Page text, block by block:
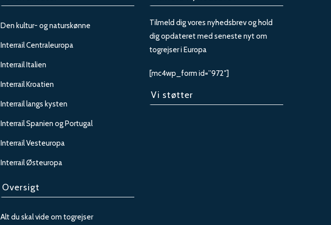
Den kultur- og naturskønne
Interrail Centraleuropa
Interrail Italien
Interrail Kroatien
Interrail langs kysten
Interrail Spanien og Portugal
Interrail Vesteuropa
Interrail Østeuropa
Oversigt
Alt du skal vide om togrejser
Tilmeld dig vores nyhedsbrev og hold
dig opdateret med seneste nyt om
togrejser i Europa
[mc4wp_form id=”972″]
Vi støtter